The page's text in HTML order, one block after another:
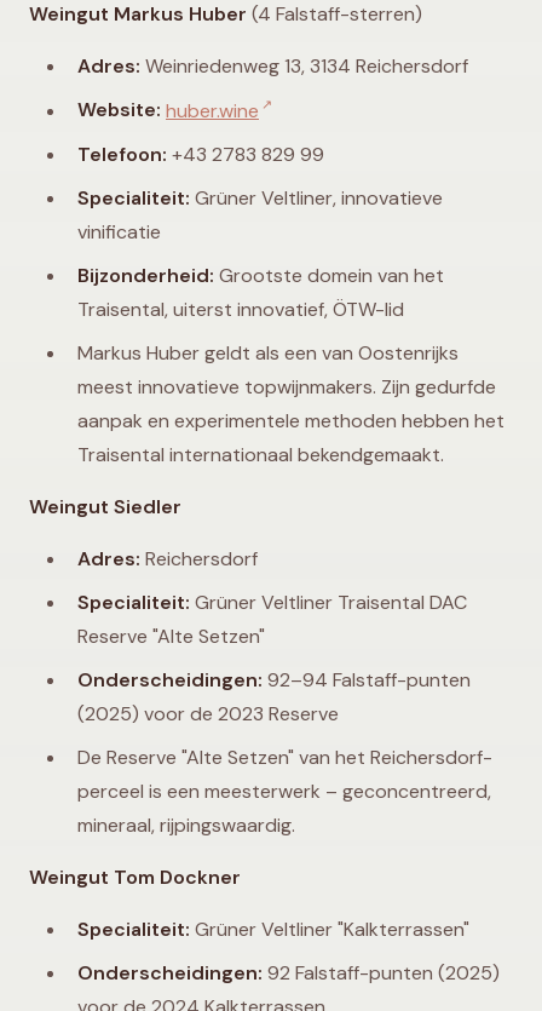
Weingut Markus Huber (4 Falstaff-sterren)
Adres: Weinriedenweg 13, 3134 Reichersdorf
Website: huber.wine ↗
Telefoon: +43 2783 829 99
Specialiteit: Grüner Veltliner, innovatieve
vinificatie
Bijzonderheid: Grootste domein van het
Traisental, uiterst innovatief, ÖTW-lid
Markus Huber geldt als een van Oostenrijks
meest innovatieve topwijnmakers. Zijn gedurfde
aanpak en experimentele methoden hebben het
Traisental internationaal bekendgemaakt.
Weingut Siedler
Adres: Reichersdorf
Specialiteit: Grüner Veltliner Traisental DAC
Reserve "Alte Setzen"
Onderscheidingen: 92–94 Falstaff-punten
(2025) voor de 2023 Reserve
De Reserve "Alte Setzen" van het Reichersdorf-
perceel is een meesterwerk – geconcentreerd,
mineraal, rijpingswaardig.
Weingut Tom Dockner
Specialiteit: Grüner Veltliner "Kalkterrassen"
Onderscheidingen: 92 Falstaff-punten (2025)